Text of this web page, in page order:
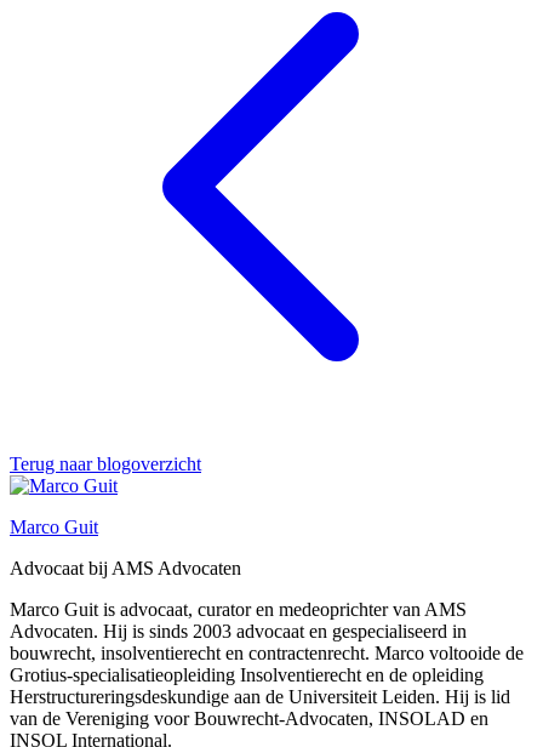
Terug naar blogoverzicht
Marco Guit
Advocaat bij AMS Advocaten
Marco Guit is advocaat, curator en medeoprichter van AMS
Advocaten. Hij is sinds 2003 advocaat en gespecialiseerd in
bouwrecht, insolventierecht en contractenrecht. Marco voltooide de
Grotius-specialisatieopleiding Insolventierecht en de opleiding
Herstructureringsdeskundige aan de Universiteit Leiden. Hij is lid
van de Vereniging voor Bouwrecht-Advocaten, INSOLAD en
INSOL International.